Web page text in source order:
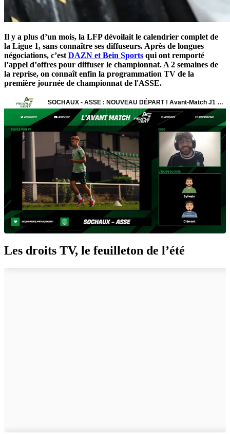
Il y a plus d’un mois, la LFP dévoilait le calendrier complet de
la Ligue 1, sans connaître ses diffuseurs. Après de longues
négociations, c’est DAZN et Bein Sports qui ont remporté
l’appel d’offres pour diffuser le championnat. A 2 semaines de
la reprise, on connaît enfin la programmation TV de la
première journée de championnat de l'ASSE.
Les droits TV, le feuilleton de l’été